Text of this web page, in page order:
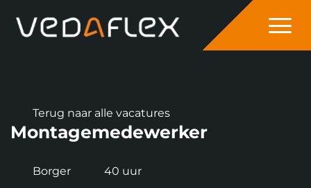
Terug naar alle vacatures
Montagemedewerker
Borger 40 uur